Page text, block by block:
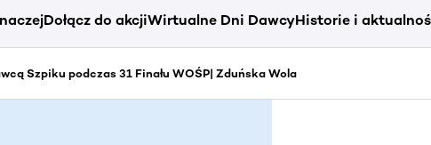
Dołącz do akcjiWirtualne Dni DawcyHistorie i
Szpiku podczas 31 Finału WOŚP| Zduńska Wola